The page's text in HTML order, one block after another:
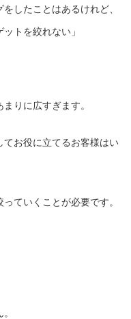
したことはあるけれど、
トを絞れない」
りに広すぎます。
てお役に立てるお客様はい
ていくことが必要です。